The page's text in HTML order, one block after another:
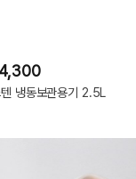
냉동보관용기 2.5L